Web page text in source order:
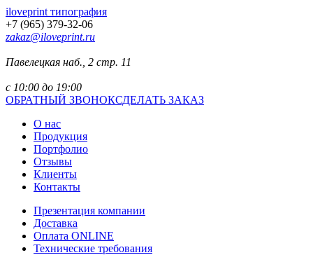
iloveprint типография
+7 (965) 379-32-06
zakaz@iloveprint.ru
Павелецкая наб., 2 стр. 11
с 10:00 до 19:00
ОБРАТНЫЙ ЗВОНОКСДЕЛАТЬ ЗАКАЗ
О нас
Продукция
Портфолио
Отзывы
Клиенты
Контакты
Презентация компании
Доставка
Оплата ONLINE
Технические требования